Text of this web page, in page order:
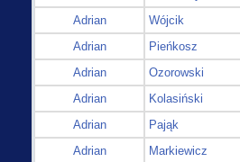
Adrian
Wójcik
Adrian
Pieńkosz
Adrian
Ozorowski
Adrian
Kolasiński
Adrian
Pająk
Adrian
Markiewicz